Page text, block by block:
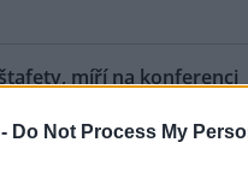
Do Not Process My
míří na konferenci